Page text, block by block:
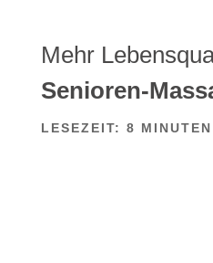
Mehr
Senioren-
LESEZEIT: 8 MINUTEN